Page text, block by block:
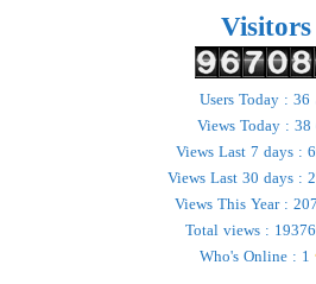
Visitors